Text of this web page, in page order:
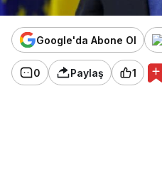
Google'da Abone Ol
0 Paylaş 1